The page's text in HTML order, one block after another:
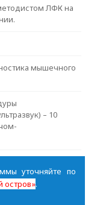
ЛФК на
мышечного
– 10
уточняйте по
.